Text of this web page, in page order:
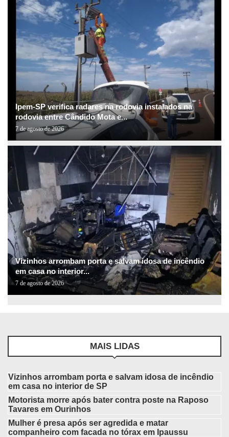
Ipem-SP verifica radares na rodovia instalados na
rodovia entre Cândido Mota e...
7 de agosto de 2026
Vizinhos arrombam porta e salvam idosa de incêndio
em casa no interior...
7 de agosto de 2026
MAIS LIDAS
Vizinhos arrombam porta e salvam idosa de incêndio
em casa no interior de SP
Motorista morre após bater contra poste na Raposo
Tavares em Ourinhos
Mulher é presa após ser agredida e matar
companheiro com facada no tórax em Ipaussu